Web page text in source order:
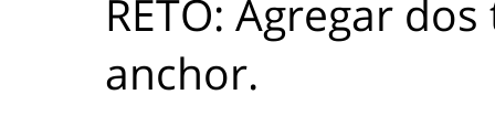
RETO: Agregar
anchor.